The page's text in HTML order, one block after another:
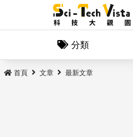
分類
首頁 文章 最新文章